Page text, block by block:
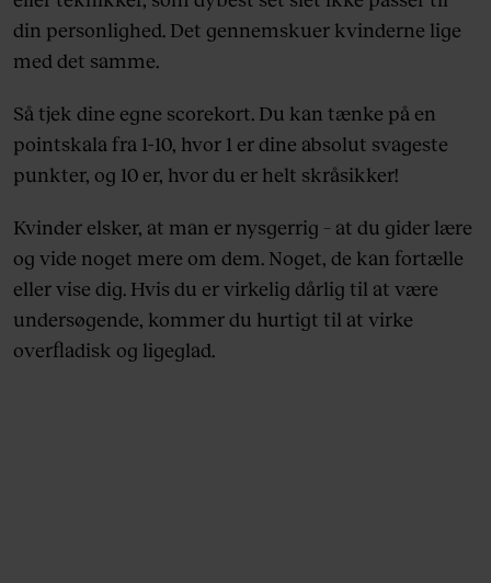
din personlighed. Det gennemskuer kvinderne lige
med det samme.
Så tjek dine egne scorekort. Du kan tænke på en
pointskala fra 1-10, hvor 1 er dine absolut svageste
punkter, og 10 er, hvor du er helt skråsikker!
Kvinder elsker, at man er nysgerrig – at du gider lære
og vide noget mere om dem. Noget, de kan fortælle
eller vise dig. Hvis du er virkelig dårlig til at være
undersøgende, kommer du hurtigt til at virke
overfladisk og ligeglad.